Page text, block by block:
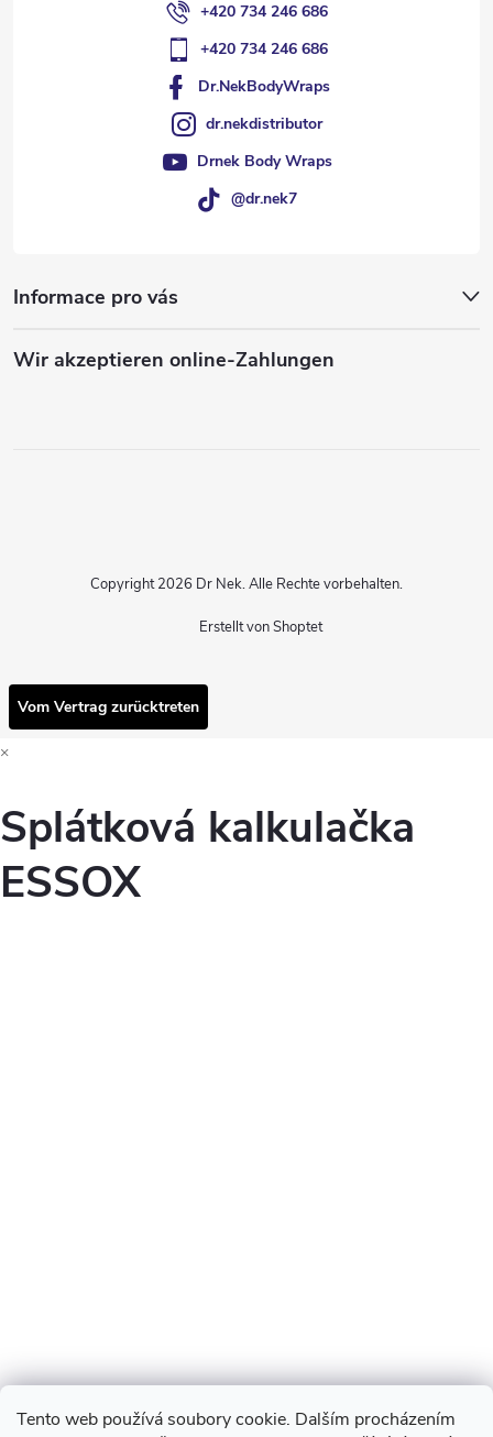
Tento web používá soubory cookie. Dalším procházením
+420 734 246 686
+420 734 246 686
Dr.NekBodyWraps
dr.nekdistributor
Drnek Body Wraps
@dr.nek7
Informace pro vás
Wir akzeptieren online-Zahlungen
Erstellt von Shoptet
Copyright 2026 Dr Nek. Alle Rechte vorbehalten.
Vom Vertrag zurücktreten
×
Splátková kalkulačka
ESSOX